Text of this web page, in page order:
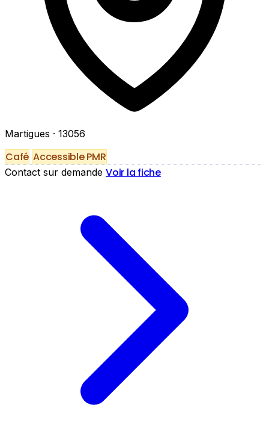
Martigues · 13056
Café Accessible PMR
Contact sur demande Voir la fiche